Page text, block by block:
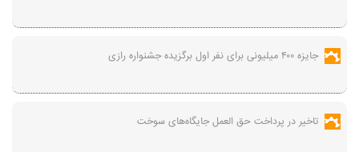
جایزه ۴۰۰ میلیونی برای نفر اول برگزیده جشنواره رازی
تاخیر در پرداخت حق العمل جایگاه‌های سوخت